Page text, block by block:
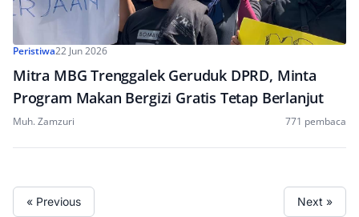
Peristiwa22 Jun 2026
Mitra MBG Trenggalek Geruduk DPRD, Minta
Program Makan Bergizi Gratis Tetap Berlanjut
Muh. Zamzuri 771 pembaca
« Previous Next »